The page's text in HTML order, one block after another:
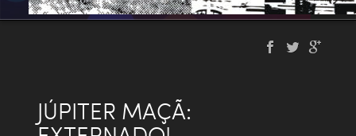
JÚPITER MAÇÃ: